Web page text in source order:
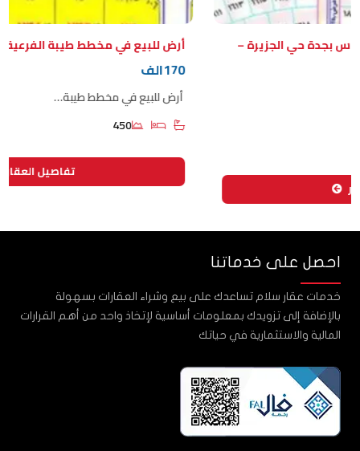
حي الجزيرة – أرض للبيع في مخطط طيبة الفرعية
170الف
أرض للبيع في مخطط طيبة…
450
تفاصيل العقار
احصل على خدماتنا
خدمات عقار سلام تساعدك على بيع وشراء العقارات بسهولة
بالإضافة إلى تزويدك بمعلومات أساسية لإتخاذ واحد من أهم القرارات
المالية والاستثمارية في حياتك